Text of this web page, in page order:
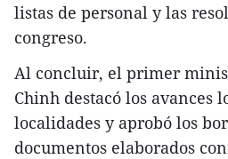
listas de personal y las
congreso.
Al concluir, el primer
Chinh destacó los avances
localidades y aprobó los
documentos elaborados